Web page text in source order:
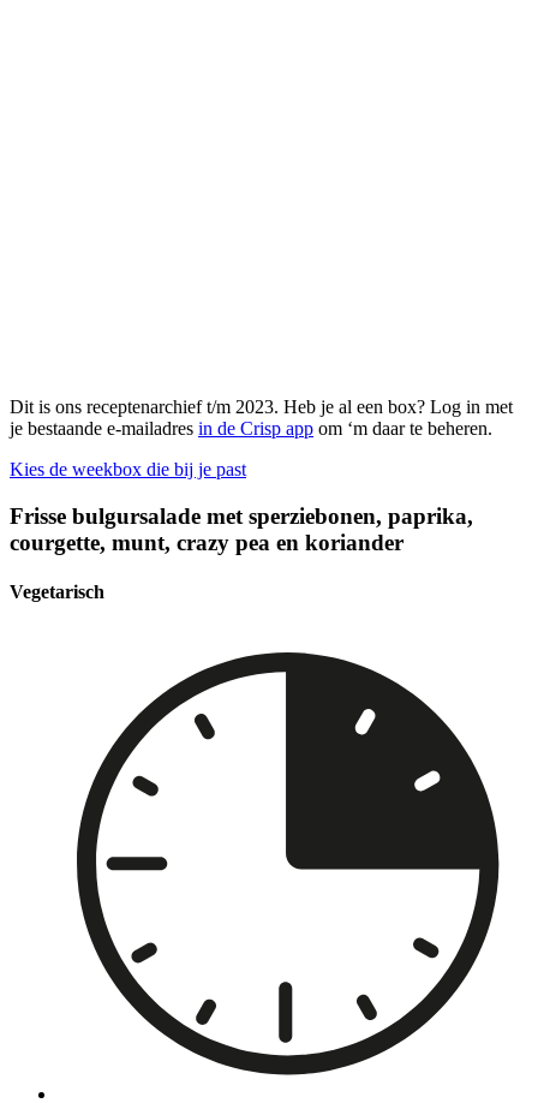
Dit is ons receptenarchief t/m 2023. Heb je al een box? Log in met
je bestaande e-mailadres in de Crisp app om ‘m daar te beheren.
Kies de weekbox die bij je past
Frisse bulgursalade met sperziebonen, paprika,
courgette, munt, crazy pea en koriander
Vegetarisch